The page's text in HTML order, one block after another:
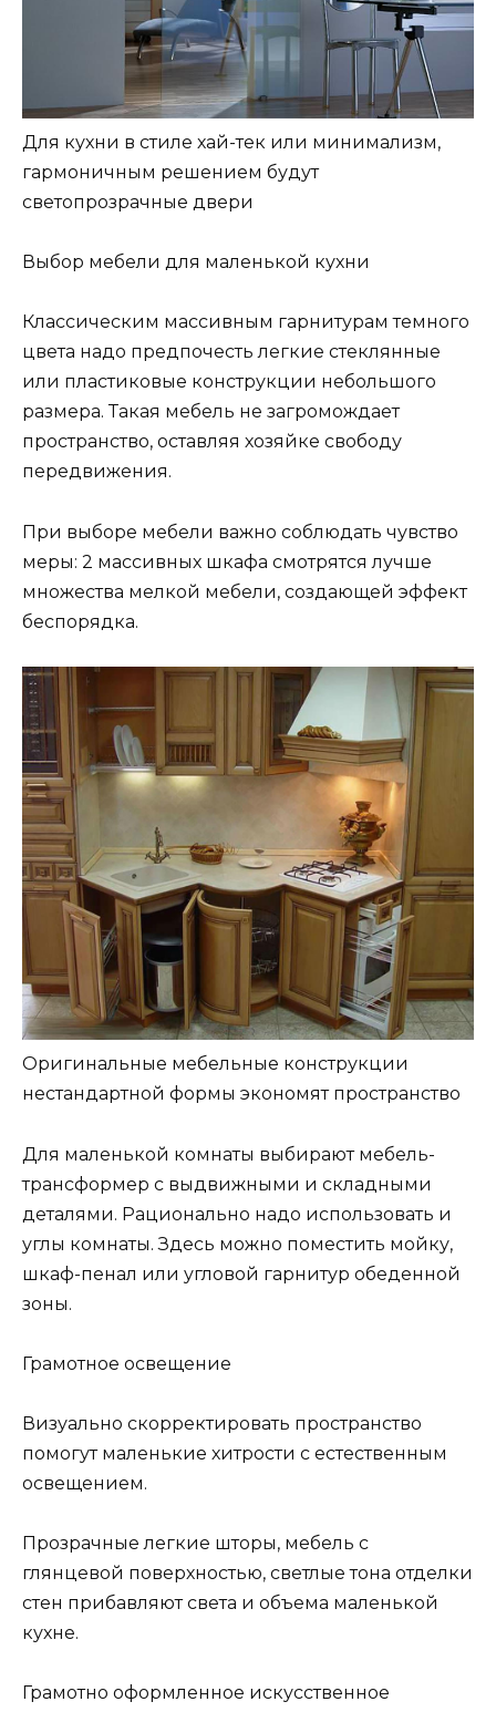
Для кухни в стиле хай-тек или минимализм,
гармоничным решением будут
светопрозрачные двери
Выбор мебели для маленькой кухни
Классическим массивным гарнитурам темного
цвета надо предпочесть легкие стеклянные
или пластиковые конструкции небольшого
размера. Такая мебель не загромождает
пространство, оставляя хозяйке свободу
передвижения.
При выборе мебели важно соблюдать чувство
меры: 2 массивных шкафа смотрятся лучше
множества мелкой мебели, создающей эффект
беспорядка.
Оригинальные мебельные конструкции
нестандартной формы экономят пространство
Для маленькой комнаты выбирают мебель-
трансформер с выдвижными и складными
деталями. Рационально надо использовать и
углы комнаты. Здесь можно поместить мойку,
шкаф-пенал или угловой гарнитур обеденной
зоны.
Грамотное освещение
Визуально скорректировать пространство
помогут маленькие хитрости с естественным
освещением.
Прозрачные легкие шторы, мебель с
глянцевой поверхностью, светлые тона отделки
стен прибавляют света и объема маленькой
кухне.
Грамотно оформленное искусственное